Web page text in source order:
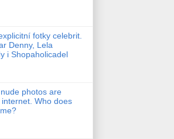
fotky celebrit.
Denny, Lela
i Shopaholicadel
photos are
Who does